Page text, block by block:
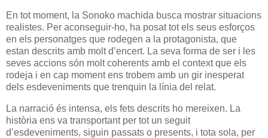
En tot moment, la Sonoko machida busca mostrar situacions
realistes. Per aconseguir-ho, ha posat tot els seus esforços
en els personatges que rodegen a la protagonista, que
estan descrits amb molt d’encert. La seva forma de ser i les
seves accions són molt coherents amb el context que els
rodeja i en cap moment ens trobem amb un gir inesperat
dels esdeveniments que trenquin la línia del relat.
La narració és intensa, els fets descrits ho mereixen. La
història ens va transportant per tot un seguit
d’esdeveniments, siguin passats o presents, i tota sola, per